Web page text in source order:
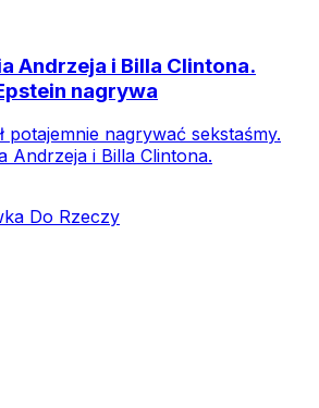
Andrzeja i Billa Clintona.
nagrywa
potajemnie nagrywać sekstaśmy.
Andrzeja i Billa Clintona.
Do Rzeczy